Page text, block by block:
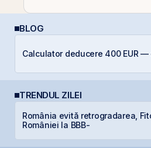
BLOG
Calculator deducere 400 EUR
TRENDUL ZILEI
România evită retrogradarea,
României la BBB-